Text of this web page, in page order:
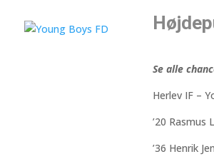
Se alle
Herlev IF –
’20 Rasmus
’36 Henrik